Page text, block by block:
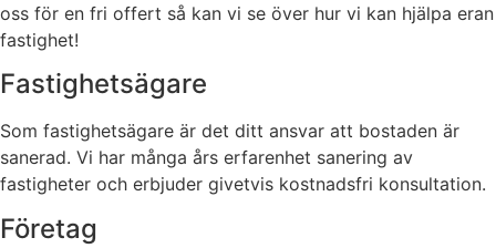
oss för en fri offert så kan vi se över hur vi kan hjälpa eran
fastighet!
Fastighetsägare
Som fastighetsägare är det ditt ansvar att bostaden är
sanerad. Vi har många års erfarenhet sanering av
fastigheter och erbjuder givetvis kostnadsfri konsultation.
Företag